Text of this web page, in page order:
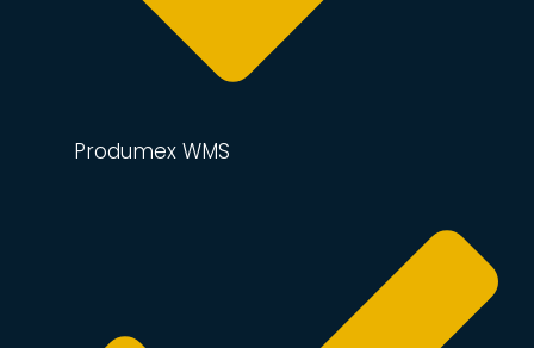
Produmex WMS